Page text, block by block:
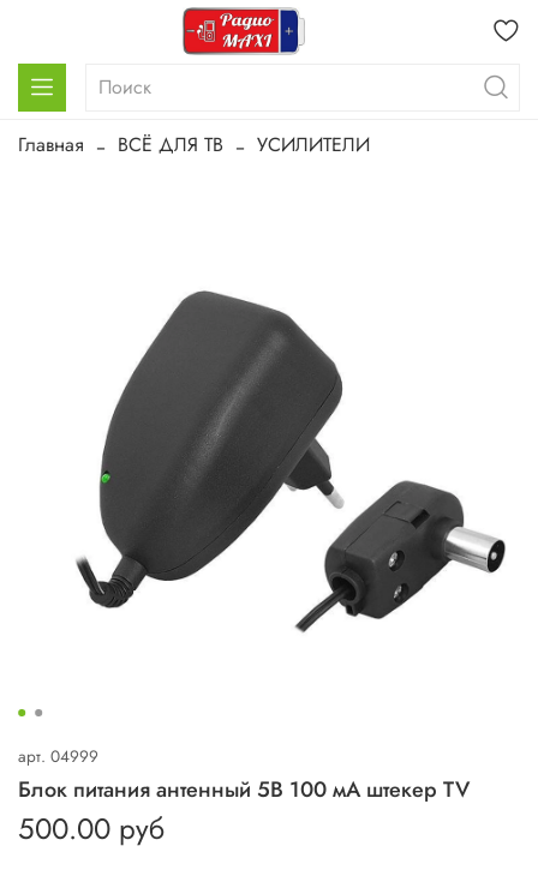
Главная ВСЁ ДЛЯ ТВ УСИЛИТЕЛИ
арт. 04999
Блок питания антенный 5В 100 мА штекер TV
500.00 руб